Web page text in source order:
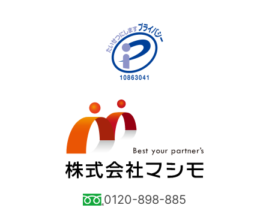
0120-898-885